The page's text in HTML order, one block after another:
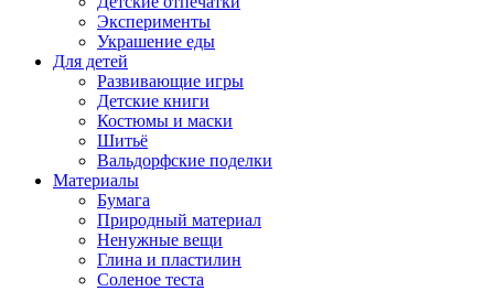
Эксперименты
Украшение еды
Для детей
Развивающие игры
Детские книги
Костюмы и маски
Шитьё
Вальдорфские поделки
Материалы
Бумага
Природный материал
Ненужные вещи
Глина и пластилин
Соленое теста